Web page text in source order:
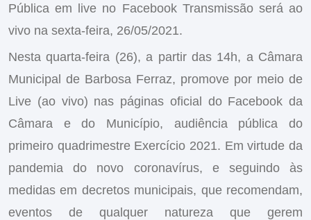
Pública em live no Facebook Transmissão será ao
vivo na sexta-feira, 26/05/2021.
Nesta quarta-feira (26), a partir das 14h, a Câmara
Municipal de Barbosa Ferraz, promove por meio de
Live (ao vivo) nas páginas oficial do Facebook da
Câmara e do Município, audiência pública do
primeiro quadrimestre Exercício 2021. Em virtude da
pandemia do novo coronavírus, e seguindo às
medidas em decretos municipais, que recomendam,
eventos de qualquer natureza que gerem